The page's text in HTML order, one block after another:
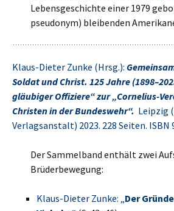
Lebensgeschichte einer 1979
pseudonym) bleibenden
Klaus-Dieter Zunke (Hrsg.):
Soldat und Christ. 125 Jahre
gläubiger Offiziere“ zur „Cornelius-
Christen in der Bundeswehr“. Leipzig
Verlagsanstalt) 2023. 228 Seiten. ISBN
Der Sammelband enthält zwei
Brüderbewegung:
Klaus-Dieter Zunke: „Der